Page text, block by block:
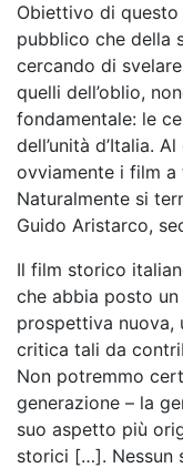
Obiettivo di questo
pubblico che della
cercando di
quelli dell’oblio,
fondamentale: le
dell’unità d’Italia.
ovviamente i film a
Naturalmente si
Guido Aristarco,
Il film storico
che abbia posto
prospettiva nuova,
critica tali da
Non potremmo
generazione – la
suo aspetto più
storici […]. Nessun